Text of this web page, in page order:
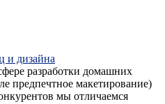
и дизайна
разработки домашних
предпечтное макетирование)
мы отличаемся